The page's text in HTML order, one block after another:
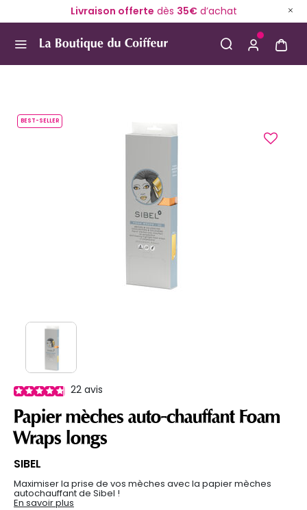
Livraison offerte dès 35€d’achat
BEST-SELLER
22 avis
Papier mèches auto-chauffant Foam
Wraps longs
SIBEL
Maximiser la prise de vos mèches avec la papier mèches
autochauffant de Sibel !
En savoir plus